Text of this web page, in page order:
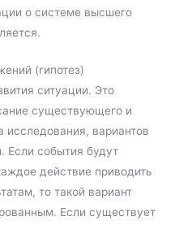
о системе высшего
(гипотез)
ситуации. Это
существующего и
исследования, вариантов
Если события будут
действие приводить
то такой вариант
Если существует